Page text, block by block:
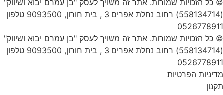
© כל הזכויות שמורות. אתר זה משויך לעסק "בן עמרם יבוא ושיווק"
(558134714) רחוב נחלת אפרים 3 , בית חורון, 9093500 טלפון
0526778911
© כל הזכויות שמורות. אתר זה משויך לעסק "בן עמרם יבוא ושיווק"
(558134714) רחוב נחלת אפרים 3 , בית חורון, 9093500 טלפון
0526778911
מדיניות הפרטיות
תקנון